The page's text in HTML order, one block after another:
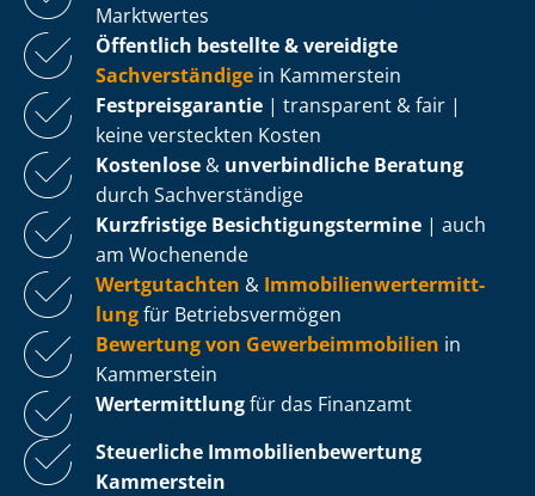
Marktwertes
Öffentlich bestellte & vereidigte
Sachverständige in Kammerstein
Fest­preis­ga­ran­tie | transparent & fair |
keine versteckten Kosten
Kostenlose & unverbindliche Beratung
durch Sachverständige
Kurzfristige Be­sich­ti­gungs­ter­mi­ne | auch
am Wochenende
Wertgutachten & Im­mo­bi­li­en­wert­ermitt­
lungfür Be­triebs­ver­mö­gen
Bewertung von Ge­wer­be­im­mo­bi­li­en in
Kammerstein
Wertermittlungfür das Finanzamt
Steuerliche Im­mo­bi­li­en­be­wer­tung
Kammerstein